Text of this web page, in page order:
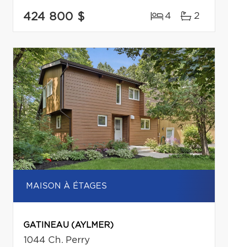
424 800 $ 4 2
MAISON À ÉTAGES
GATINEAU (AYLMER)
1044 Ch. Perry